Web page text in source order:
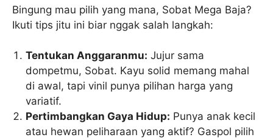
Bingung mau pilih yang mana, Sobat Mega Baja?
Ikuti tips jitu ini biar nggak salah langkah:
Tentukan Anggaranmu: Jujur sama
dompetmu, Sobat. Kayu solid memang mahal
di awal, tapi vinil punya pilihan harga yang
variatif.
Pertimbangkan Gaya Hidup: Punya anak kecil
atau hewan peliharaan yang aktif? Gaspol pilih